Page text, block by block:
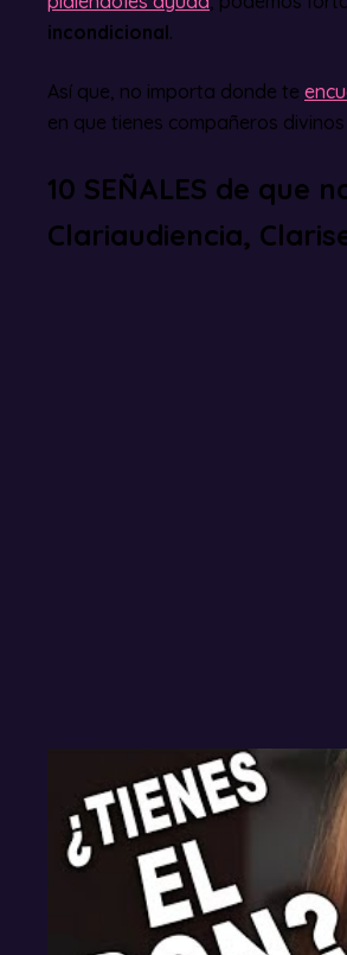
incondicional.
Así que, no importa donde te
en que tienes compañeros
10 SEÑALES de que
Clariaudiencia,